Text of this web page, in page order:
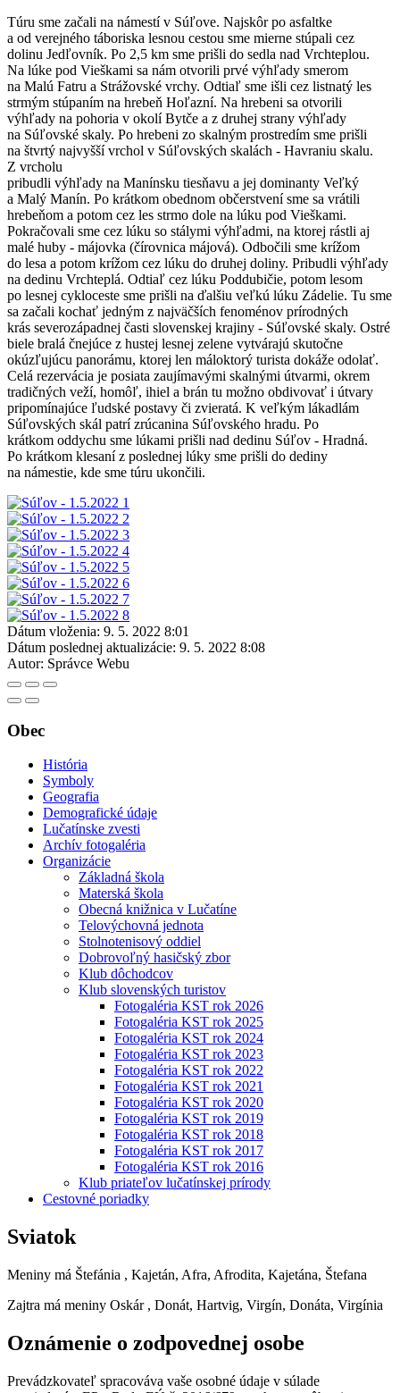
Túru sme začali na námestí v Súľove. Najskôr po asfaltke
a od verejného táboriska lesnou cestou sme mierne stúpali cez
dolinu Jedľovník. Po 2,5 km sme prišli do sedla nad Vrchteplou.
Na lúke pod Vieškami sa nám otvorili prvé výhľady smerom
na Malú Fatru a Strážovské vrchy. Odtiaľ sme išli cez listnatý les
strmým stúpaním na hrebeň Hoľazní. Na hrebeni sa otvorili
výhľady na pohoria v okolí Bytče a z druhej strany výhľady
na Súľovské skaly. Po hrebeni zo skalným prostredím sme prišli
na štvrtý najvyšší vrchol v Súľovských skalách - Havraniu skalu.
Z vrcholu
pribudli výhľady na Manínsku tiesňavu a jej dominanty Veľký
a Malý Manín. Po krátkom obednom občerstvení sme sa vrátili
hrebeňom a potom cez les strmo dole na lúku pod Vieškami.
Pokračovali sme cez lúku so stálymi výhľadmi, na ktorej rástli aj
malé huby - májovka (čírovnica májová). Odbočili sme krížom
do lesa a potom krížom cez lúku do druhej doliny. Pribudli výhľady
na dedinu Vrchteplá. Odtiaľ cez lúku Poddubičie, potom lesom
po lesnej cykloceste sme prišli na ďalšiu veľkú lúku Zádelie. Tu sme
sa začali kochať jedným z najväčších fenoménov prírodných
krás severozápadnej časti slovenskej krajiny - Súľovské skaly. Ostré
biele bralá čnejúce z hustej lesnej zelene vytvárajú skutočne
okúzľujúcu panorámu, ktorej len máloktorý turista dokáže odolať.
Celá rezervácia je posiata zaujímavými skalnými útvarmi, okrem
tradičných veží, homôľ, ihiel a brán tu možno obdivovať i útvary
pripomínajúce ľudské postavy či zvieratá. K veľkým lákadlám
Súľovských skál patrí zrúcanina Súľovského hradu. Po
krátkom oddychu sme lúkami prišli nad dedinu Súľov - Hradná.
Po krátkom klesaní z poslednej lúky sme prišli do dediny
na námestie, kde sme túru ukončili.
Dátum vloženia: 9. 5. 2022 8:01
Dátum poslednej aktualizácie: 9. 5. 2022 8:08
Autor: Správce Webu
Obec
História
Symboly
Geografia
Demografické údaje
Lučatínske zvesti
Archív fotogaléria
Organizácie
Základná škola
Materská škola
Obecná knižnica v Lučatíne
Telovýchovná jednota
Stolnotenisový oddiel
Dobrovoľný hasičský zbor
Klub dôchodcov
Klub slovenských turistov
Fotogaléria KST rok 2026
Fotogaléria KST rok 2025
Fotogaléria KST rok 2024
Fotogaléria KST rok 2023
Fotogaléria KST rok 2022
Fotogaléria KST rok 2021
Fotogaléria KST rok 2020
Fotogaléria KST rok 2019
Fotogaléria KST rok 2018
Fotogaléria KST rok 2017
Fotogaléria KST rok 2016
Klub priateľov lučatínskej prírody
Cestovné poriadky
Sviatok
Meniny má Štefánia , Kajetán, Afra, Afrodita, Kajetána, Štefana
Zajtra má meniny Oskár , Donát, Hartvig, Virgín, Donáta, Virgínia
Oznámenie o zodpovednej osobe
Prevádzkovateľ spracováva vaše osobné údaje v súlade